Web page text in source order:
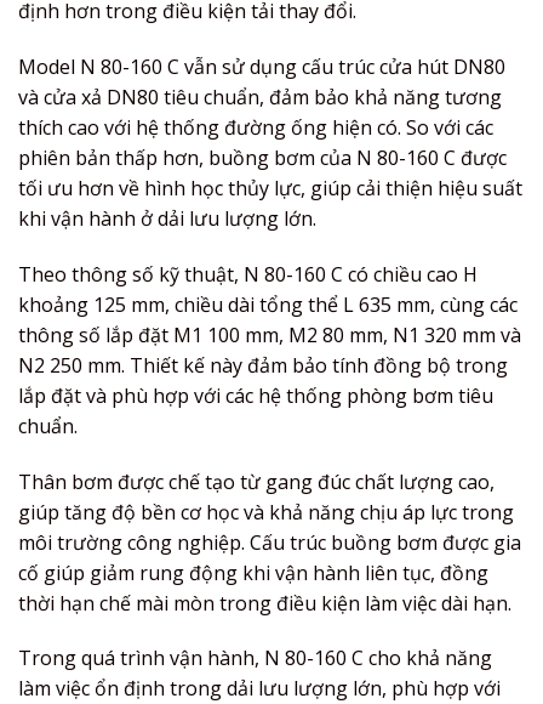
định hơn trong điều kiện tải thay đổi.
Model N 80-160 C vẫn sử dụng cấu trúc cửa hút DN80
và cửa xả DN80 tiêu chuẩn, đảm bảo khả năng tương
thích cao với hệ thống đường ống hiện có. So với các
phiên bản thấp hơn, buồng bơm của N 80-160 C được
tối ưu hơn về hình học thủy lực, giúp cải thiện hiệu suất
khi vận hành ở dải lưu lượng lớn.
Theo thông số kỹ thuật, N 80-160 C có chiều cao H
khoảng 125 mm, chiều dài tổng thể L 635 mm, cùng các
thông số lắp đặt M1 100 mm, M2 80 mm, N1 320 mm và
N2 250 mm. Thiết kế này đảm bảo tính đồng bộ trong
lắp đặt và phù hợp với các hệ thống phòng bơm tiêu
chuẩn.
Thân bơm được chế tạo từ gang đúc chất lượng cao,
giúp tăng độ bền cơ học và khả năng chịu áp lực trong
môi trường công nghiệp. Cấu trúc buồng bơm được gia
cố giúp giảm rung động khi vận hành liên tục, đồng
thời hạn chế mài mòn trong điều kiện làm việc dài hạn.
Trong quá trình vận hành, N 80-160 C cho khả năng
làm việc ổn định trong dải lưu lượng lớn, phù hợp với